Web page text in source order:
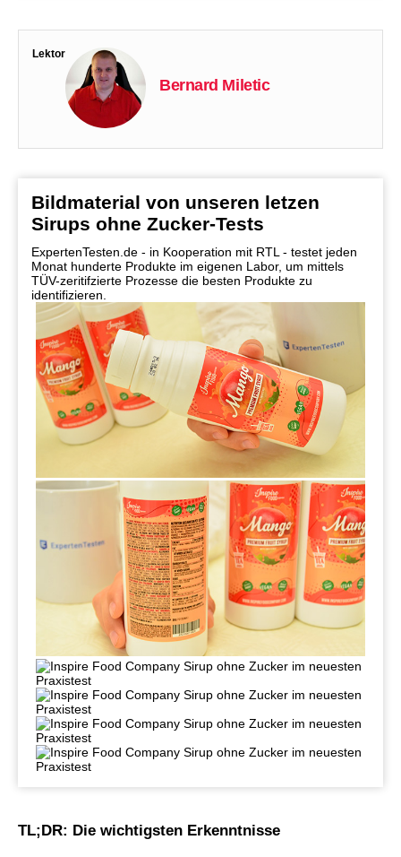
Lektor
Bernard Miletic
Bildmaterial von unseren letzen
Sirups ohne Zucker-Tests
ExpertenTesten.de - in Kooperation mit RTL - testet jeden
Monat hunderte Produkte im eigenen Labor, um mittels
TÜV-zeritifzierte Prozesse die besten Produkte zu
identifizieren.
TL;DR: Die wichtigsten Erkenntnisse